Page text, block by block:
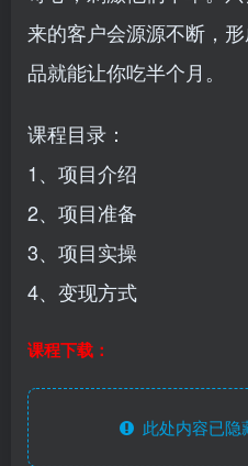
来的客户会源源不断，
品就能让你吃半个月。
课程目录：
1、项目介绍
2、项目准备
3、项目实操
4、变现方式
课程下载：
此处内容已隐